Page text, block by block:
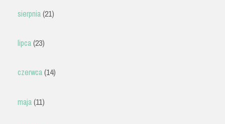
sierpnia(21)
lipca(23)
czerwca(14)
maja(11)